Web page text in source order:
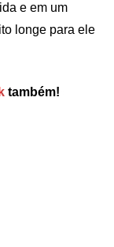
e em um
longe para ele
também!